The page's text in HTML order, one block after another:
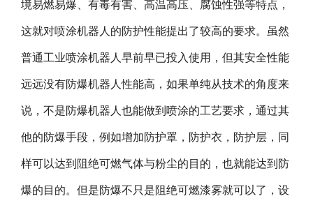
境易燃易爆、有毒有害、高温高压、腐蚀性强等特点，
这就对喷涂机器人的防护性能提出了较高的要求。虽然
普通工业喷涂机器人早前早已投入使用，但其安全性能
远远没有防爆机器人性能高，如果单纯从技术的角度来
说，不是防爆机器人也能做到喷涂的工艺要求，通过其
他的防爆手段，例如增加防护罩，防护衣，防护层，同
样可以达到阻绝可燃气体与粉尘的目的，也就能达到防
爆的目的。但是防爆不只是阻绝可燃漆雾就可以了，设